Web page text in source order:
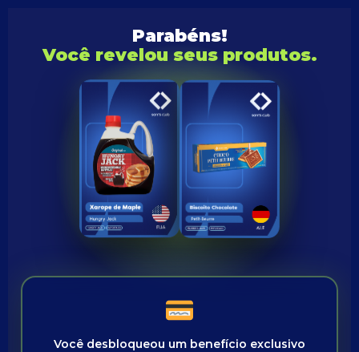
Parabéns!
Você revelou seus produtos.
Você desbloqueou um benefício exclusivo